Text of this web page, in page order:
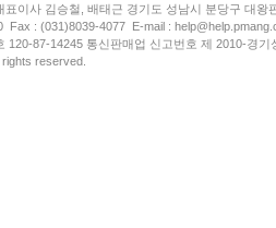
표이사 김승철, 배태근 경기도 성남시 분당구 대왕
Fax : (031)8039-4077 E-mail :
120-87-14245 통신판매업 신고번호 제 2010-경
reserved.